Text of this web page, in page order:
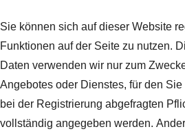
Sie können sich auf dieser Website
Funktionen auf der Seite zu nutzen.
Daten verwenden wir nur zum
Angebotes oder Dienstes, für den
bei der Registrierung abgefragten
vollständig angegeben werden.